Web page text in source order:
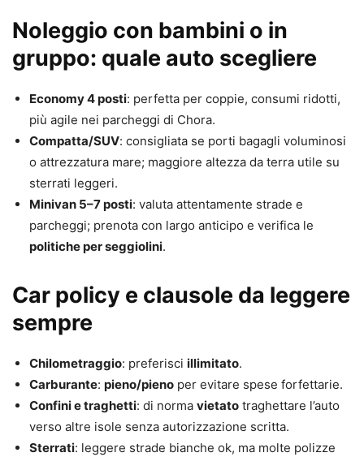
Noleggio con bambini o in
gruppo: quale auto scegliere
Economy 4 posti: perfetta per coppie, consumi ridotti,
più agile nei parcheggi di Chora.
Compatta/SUV: consigliata se porti bagagli voluminosi
o attrezzatura mare; maggiore altezza da terra utile su
sterrati leggeri.
Minivan 5–7 posti: valuta attentamente strade e
parcheggi; prenota con largo anticipo e verifica le
politiche per seggiolini.
Car policy e clausole da leggere
sempre
Chilometraggio: preferisci illimitato.
Carburante: pieno/pieno per evitare spese forfettarie.
Confini e traghetti: di norma vietato traghettare l’auto
verso altre isole senza autorizzazione scritta.
Sterrati: leggere strade bianche ok, ma molte polizze